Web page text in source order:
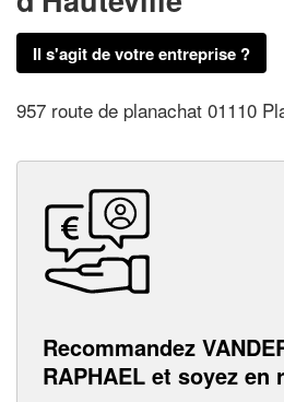
Il s'agit de votre entreprise ?
957 route de planachat 01110
Recommandez
RAPHAEL et soyez en